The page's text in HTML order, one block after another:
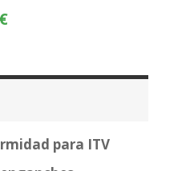
Rango
para ITV